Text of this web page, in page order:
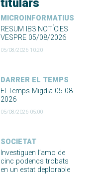
titulars
MICROINFORMATIUS
RESUM IB3 NOTÍCIES
VESPRE 05/08/2026
05/08/2026 10:20
DARRER EL TEMPS
El Temps Migdia 05-08-
2026
05/08/2026 05:00
SOCIETAT
Investiguen l’amo de
cinc podencs trobats
en un estat deplorable